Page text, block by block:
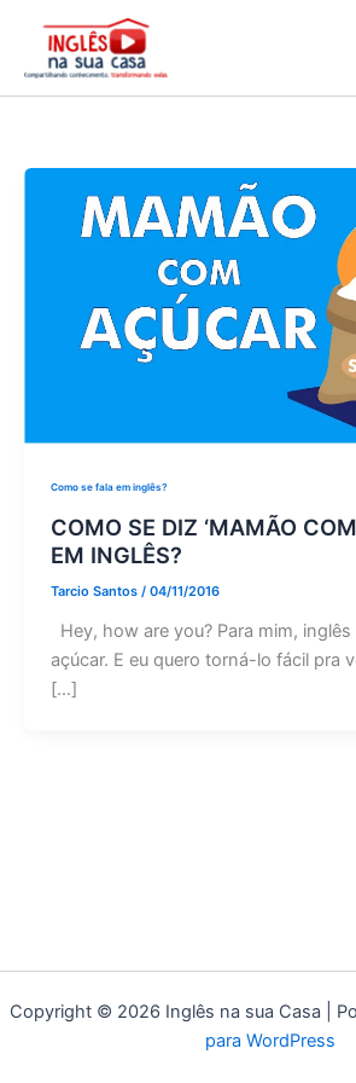
conteúdo
Como se fala em inglês?
COMO SE DIZ ‘MAMÃO
EM INGLÊS?
Tarcio Santos / 04/11/2016
Hey, how are you? Para mim,
açúcar. E eu quero torná-lo fácil pra
[…]
Copyright © 2026 Inglês na sua Casa |
para WordPress